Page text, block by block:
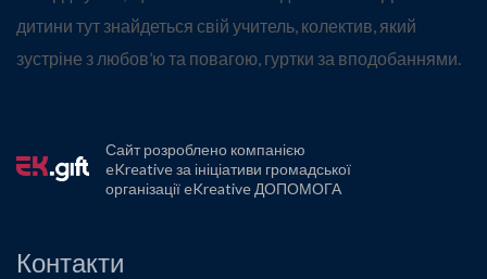
дитини тут знайдеться свій учитель, колектив, який
зустріне з любов’ю та повагою, гуртки за вподобаннями.
Сайт розроблено компанією
eKreativeза ініціативи громадської
організації eKreative ДОПОМОГА
Контакти